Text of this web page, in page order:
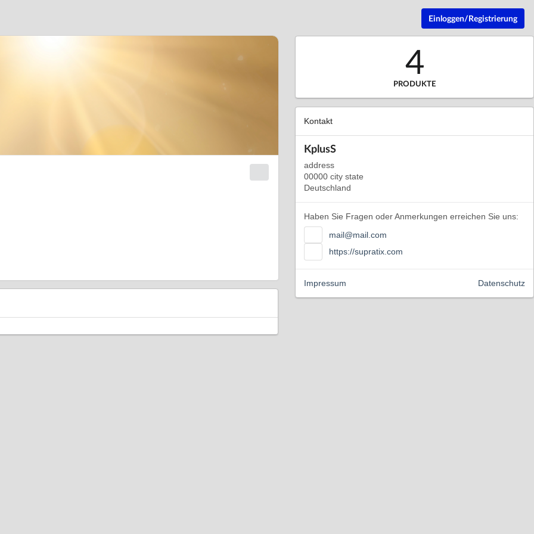
Einloggen/Registrierung
4
PRODUKTE
Kontakt
KplusS
address
00000 city state
Deutschland
Haben Sie Fragen oder Anmerkungen erreichen Sie uns:
mail@mail.com
https://supratix.com
Datenschutz
Impressum